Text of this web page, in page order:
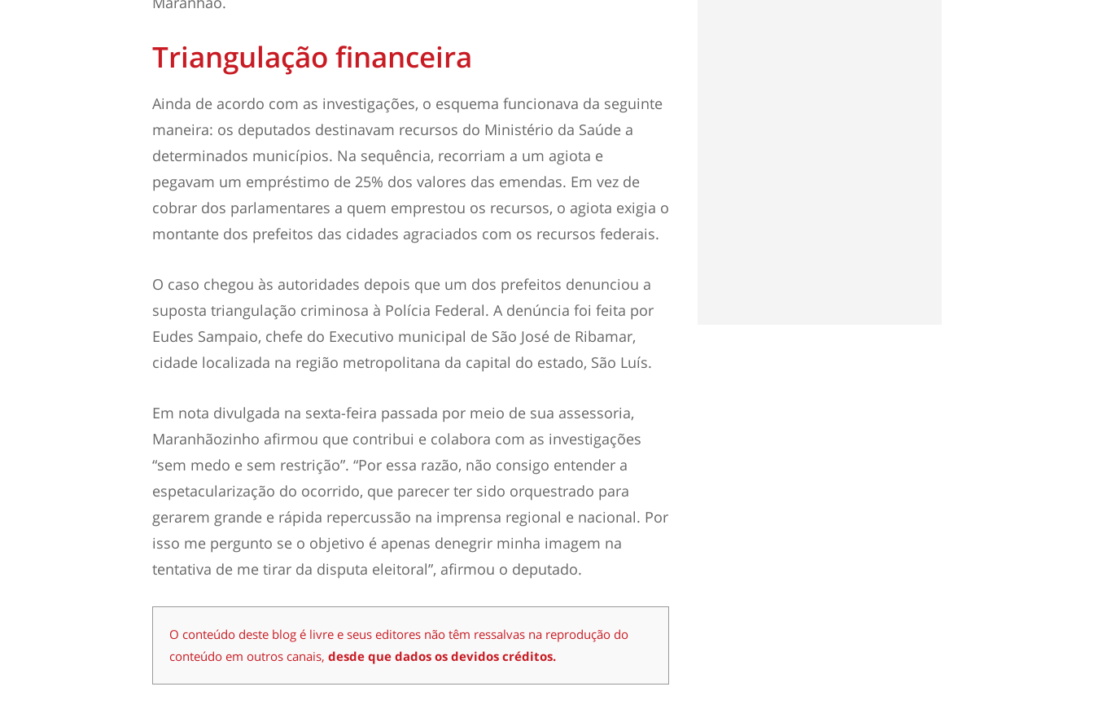
Triangulação financeira
Ainda de acordo com as investigações, o esquema funcionava da seguinte
maneira: os deputados destinavam recursos do Ministério da Saúde a
determinados municípios. Na sequência, recorriam a um agiota e
pegavam um empréstimo de 25% dos valores das emendas. Em vez de
cobrar dos parlamentares a quem emprestou os recursos, o agiota exigia o
montante dos prefeitos das cidades agraciados com os recursos federais.
O caso chegou às autoridades depois que um dos prefeitos denunciou a
suposta triangulação criminosa à Polícia Federal. A denúncia foi feita por
Eudes Sampaio, chefe do Executivo municipal de São José de Ribamar,
cidade localizada na região metropolitana da capital do estado, São Luís.
Em nota divulgada na sexta-feira passada por meio de sua assessoria,
Maranhãozinho afirmou que contribui e colabora com as investigações
“sem medo e sem restrição”. “Por essa razão, não consigo entender a
espetacularização do ocorrido, que parecer ter sido orquestrado para
gerarem grande e rápida repercussão na imprensa regional e nacional. Por
isso me pergunto se o objetivo é apenas denegrir minha imagem na
tentativa de me tirar da disputa eleitoral”, afirmou o deputado.
O conteúdo deste blog é livre e seus editores não têm ressalvas na reprodução do
conteúdo em outros canais, desde que dados os devidos créditos.